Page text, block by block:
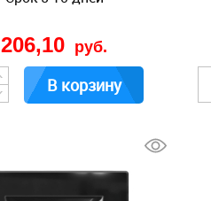
206,10 руб.
В корзину